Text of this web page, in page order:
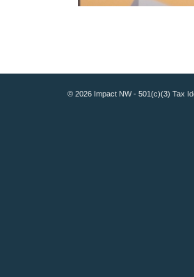
© 2026 Impact NW - 501(c)(3) Tax